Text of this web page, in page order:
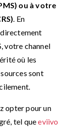
ou à votre
. En
votre channel
où les
sont
opter pour un
tel queeviivo